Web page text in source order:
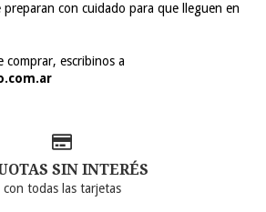
con cuidado para que lleguen en
comprar, escribinos a
SIN INTERÉS
con todas las tarjetas